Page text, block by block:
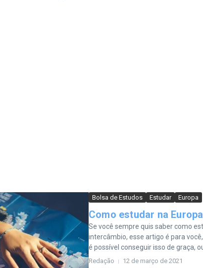
Bolsa de Estudos Estudar Europa
Como estudar na
Se você sempre quis saber como
intercâmbio, esse artigo é para
é possível conseguir isso de graça,
Redação 12 de março de 2021